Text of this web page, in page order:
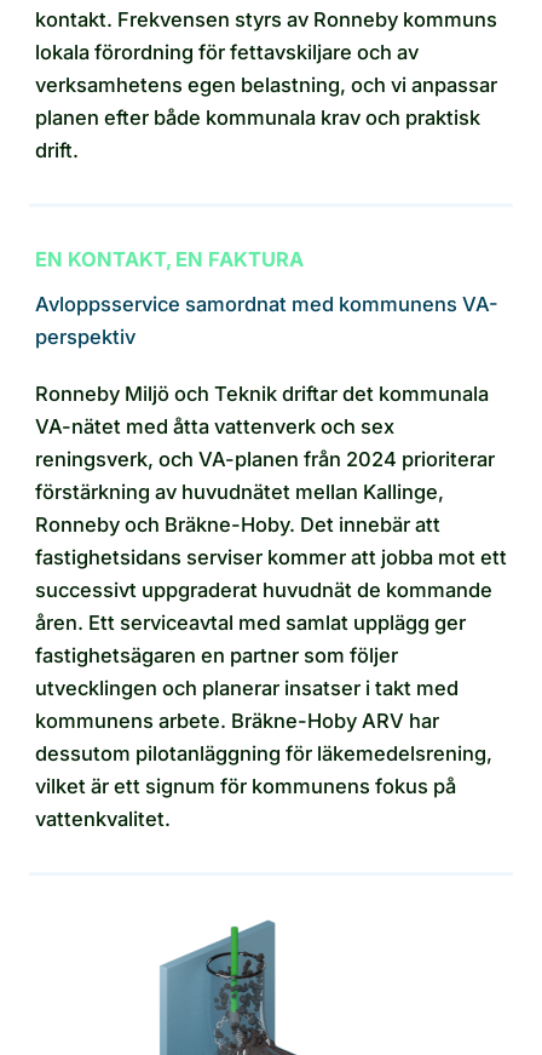
kontakt. Frekvensen styrs av Ronneby kommuns
lokala förordning för fettavskiljare och av
verksamhetens egen belastning, och vi anpassar
planen efter både kommunala krav och praktisk
drift.
EN KONTAKT, EN FAKTURA
Avloppsservice samordnat med kommunens VA-
perspektiv
Ronneby Miljö och Teknik driftar det kommunala
VA-nätet med åtta vattenverk och sex
reningsverk, och VA-planen från 2024 prioriterar
förstärkning av huvudnätet mellan Kallinge,
Ronneby och Bräkne-Hoby. Det innebär att
fastighetsidans serviser kommer att jobba mot ett
successivt uppgraderat huvudnät de kommande
åren. Ett serviceavtal med samlat upplägg ger
fastighetsägaren en partner som följer
utvecklingen och planerar insatser i takt med
kommunens arbete. Bräkne-Hoby ARV har
dessutom pilotanläggning för läkemedelsrening,
vilket är ett signum för kommunens fokus på
vattenkvalitet.